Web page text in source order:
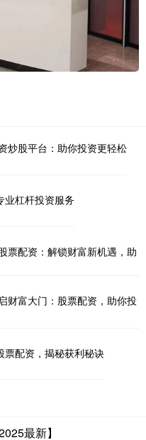
炒股平台：助你投资更轻松
业杠杆投资服务
票配资：解锁财富新机遇，助
财富大门：股票配资，助你投
票配资，揭秘获利秘诀
最新】